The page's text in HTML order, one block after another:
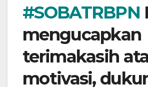
#SOBATRBPN
mengucapkan
terimakasih
motivasi,